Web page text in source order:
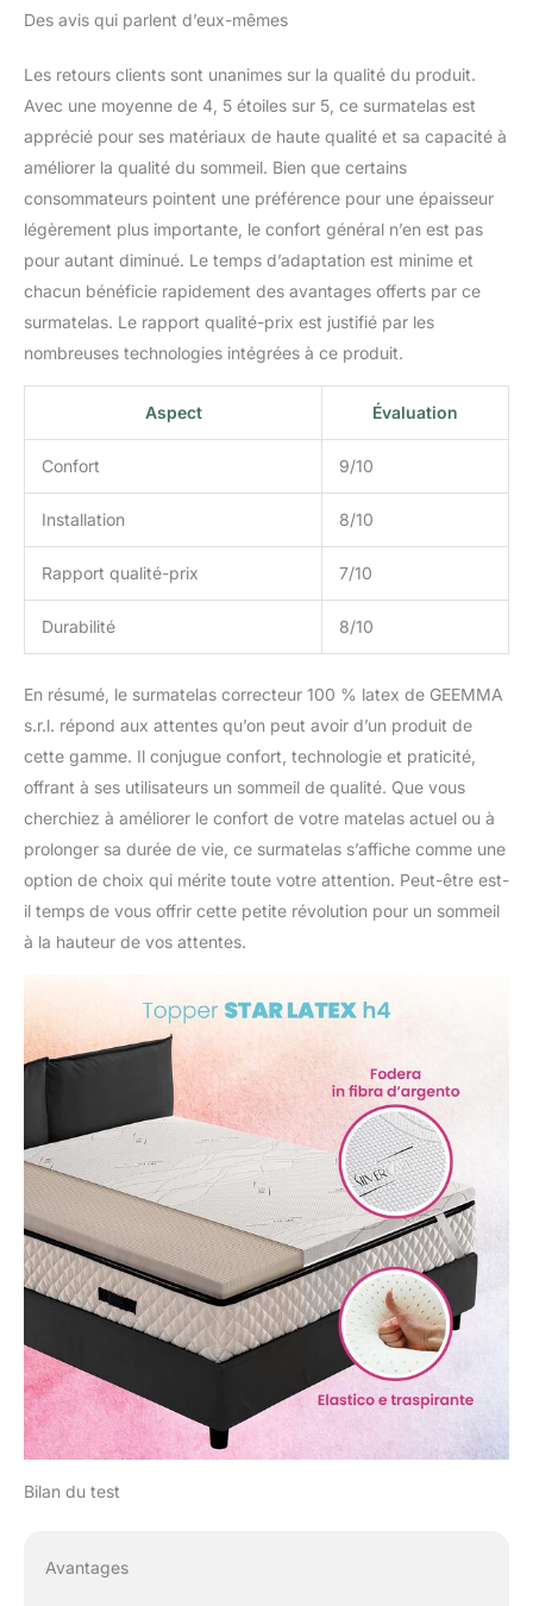
Des avis qui parlent d’eux-mêmes
Les retours clients sont unanimes sur la qualité du produit.
Avec une moyenne de 4, 5 étoiles sur 5, ce surmatelas est
apprécié pour ses matériaux de haute qualité et sa capacité à
améliorer la qualité du sommeil. Bien que certains
consommateurs pointent une préférence pour une épaisseur
légèrement plus importante, le confort général n’en est pas
pour autant diminué. Le temps d’adaptation est minime et
chacun bénéficie rapidement des avantages offerts par ce
surmatelas. Le rapport qualité-prix est justifié par les
nombreuses technologies intégrées à ce produit.
Aspect Évaluation
Confort 9/10
Installation 8/10
Rapport qualité-prix 7/10
Durabilité 8/10
En résumé, le surmatelas correcteur 100 % latex de GEEMMA
s.r.l. répond aux attentes qu’on peut avoir d’un produit de
cette gamme. Il conjugue confort, technologie et praticité,
offrant à ses utilisateurs un sommeil de qualité. Que vous
cherchiez à améliorer le confort de votre matelas actuel ou à
prolonger sa durée de vie, ce surmatelas s’affiche comme une
option de choix qui mérite toute votre attention. Peut-être est-
il temps de vous offrir cette petite révolution pour un sommeil
à la hauteur de vos attentes.
Bilan du test
Avantages